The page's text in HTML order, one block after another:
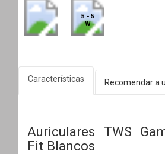
5 - 5
W
Características Recomendar a
Auriculares TWS
Fit Blancos